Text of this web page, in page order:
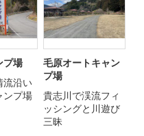
プ場
流沿い
ンプ場
毛原オートキャン
プ場
貴志川で渓流フィ
ッシングと川遊び
三昧